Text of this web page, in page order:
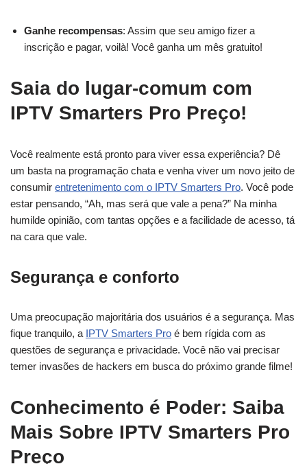
Ganhe recompensas: Assim que seu amigo fizer a
inscrição e pagar, voilà! Você ganha um mês gratuito!
Saia do lugar-comum com
IPTV Smarters Pro Preço!
Você realmente está pronto para viver essa experiência? Dê
um basta na programação chata e venha viver um novo jeito de
consumir entretenimento com o IPTV Smarters Pro. Você pode
estar pensando, “Ah, mas será que vale a pena?” Na minha
humilde opinião, com tantas opções e a facilidade de acesso, tá
na cara que vale.
Segurança e conforto
Uma preocupação majoritária dos usuários é a segurança. Mas
fique tranquilo, a IPTV Smarters Pro é bem rígida com as
questões de segurança e privacidade. Você não vai precisar
temer invasões de hackers em busca do próximo grande filme!
Conhecimento é Poder: Saiba
Mais Sobre IPTV Smarters Pro
Preço